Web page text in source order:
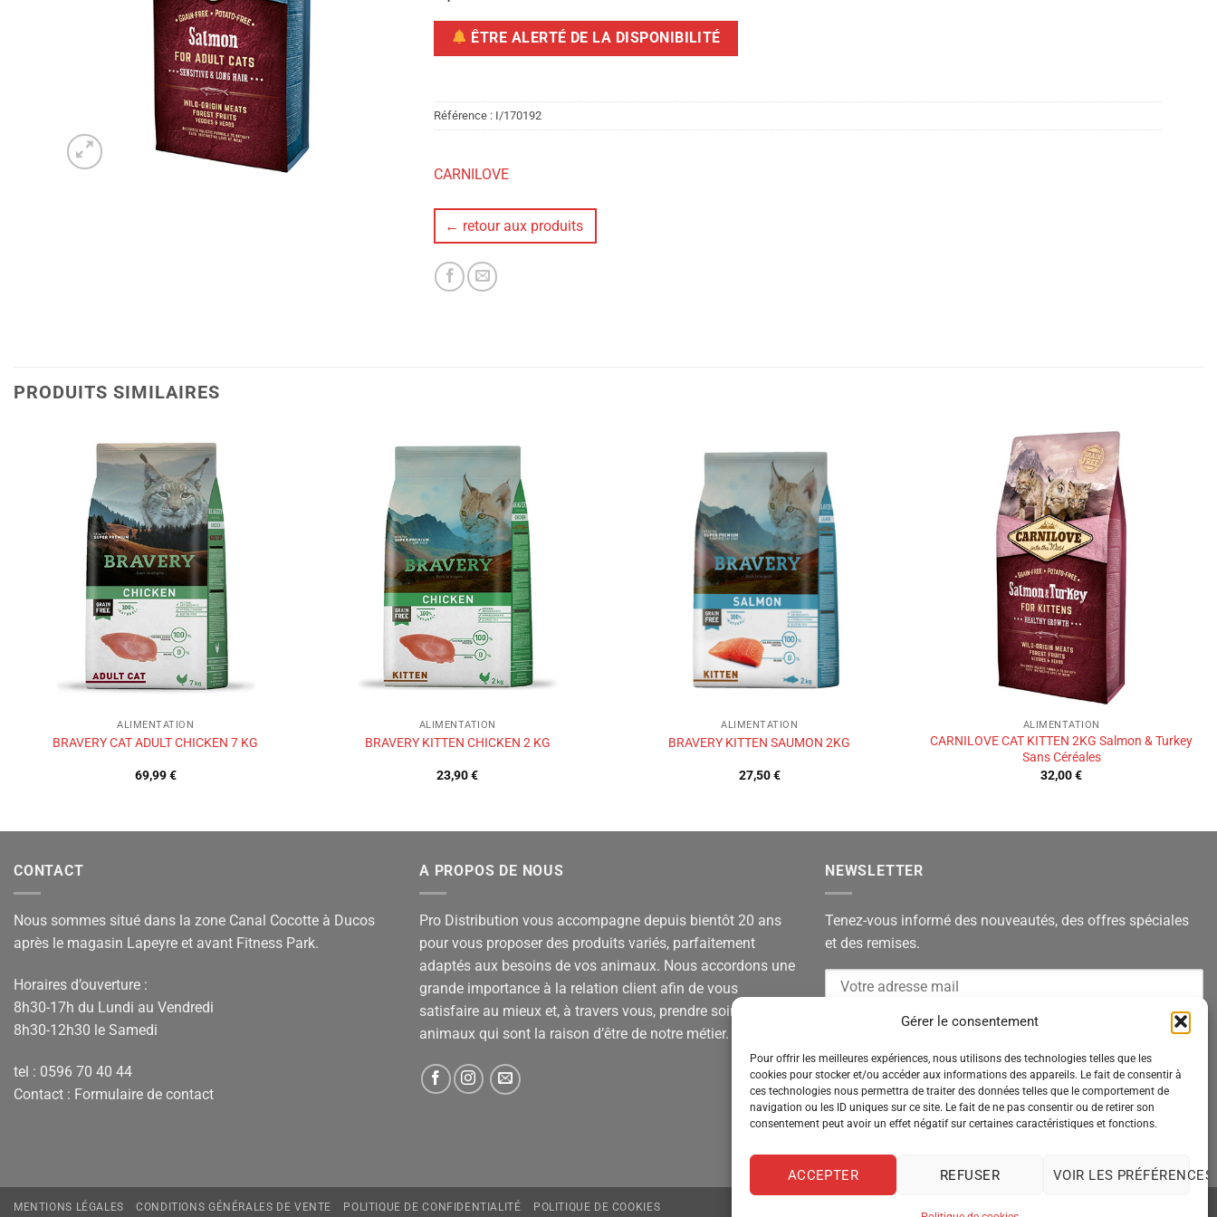
Gérer le consentement
Pour offrir les meilleures expériences, nous utilisons des technologies telles que les
cookies pour stocker et/ou accéder aux informations des appareils. Le fait de consentir à
ces technologies nous permettra de traiter des données telles que le comportement de
navigation ou les ID uniques sur ce site. Le fait de ne pas consentir ou de retirer son
consentement peut avoir un effet négatif sur certaines caractéristiques et fonctions.
ACCEPTER REFUSER VOIR LES PRÉFÉRENCES
ÊTRE ALERTÉ DE LA DISPONIBILITÉ
Référence : I/170192
CARNILOVE
← retour aux produits
PRODUITS SIMILAIRES
ALIMENTATION
BRAVERY CAT ADULT CHICKEN 7 KG
69,99€
ALIMENTATION
BRAVERY KITTEN CHICKEN 2 KG
23,90€
ALIMENTATION
BRAVERY KITTEN SAUMON 2KG
27,50€
ALIMENTATION
CARNILOVE CAT KITTEN 2KG Salmon & Turkey
Sans Céréales
32,00€
CONTACT
Nous sommes situé dans la zone Canal Cocotte à Ducos
après le magasin Lapeyre et avant Fitness Park.
Horaires d’ouverture :
8h30-17h du Lundi au Vendredi
8h30-12h30 le Samedi
tel : 0596 70 40 44
Contact : Formulaire de contact
A PROPOS DE NOUS
Pro Distribution vous accompagne depuis bientôt 20 ans
pour vous proposer des produits variés, parfaitement
adaptés aux besoins de vos animaux. Nous accordons une
grande importance à la relation client afin de vous
satisfaire au mieux et, à travers vous, prendre soin de vos
animaux qui sont la raison d’être de notre métier.
NEWSLETTER
Tenez-vous informé des nouveautés, des offres spéciales
et des remises.
MENTIONS LÉGALES CONDITIONS GÉNÉRALES DE VENTE POLITIQUE DE CONFIDENTIALITÉ POLITIQUE DE COOKIES